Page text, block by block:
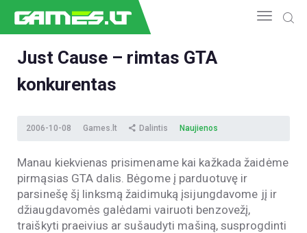
NAUJIENOS
ESPORTAS
VIDEO
APŽVALGOS
ŽAIDIMAI
Just Cause – rimtas GTA
konkurentas
2006-10-08 Games.lt Dalintis Naujienos
Manau kiekvienas prisimename kai kažkada žaidėme
pirmąsias GTA dalis. Bėgome į parduotuvę ir
parsinešę šį linksmą žaidimuką įsijungdavome jį ir
džiaugdavomės galėdami vairuoti benzovežį,
traiškyti praeivius ar sušaudyti mašiną, susprogdinti